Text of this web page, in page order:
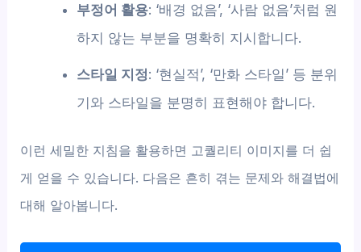
부정어 활용: ‘배경 없음’, ‘사람 없음’처럼 원
하지 않는 부분을 명확히 지시합니다.
스타일 지정: ‘현실적’, ‘만화 스타일’ 등 분위
기와 스타일을 분명히 표현해야 합니다.
이런 세밀한 지침을 활용하면 고퀄리티 이미지를 더 쉽
게 얻을 수 있습니다. 다음은 흔히 겪는 문제와 해결법에
대해 알아봅니다.